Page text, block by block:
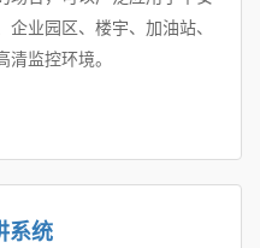
业园区、楼宇、加油站、
监控环境。
系统